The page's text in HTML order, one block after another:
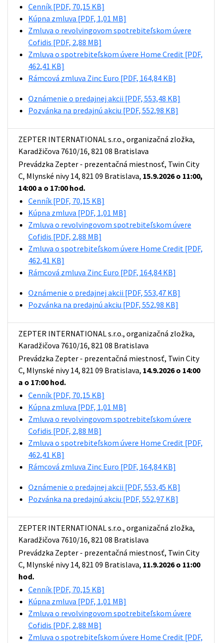
Cenník [PDF, 70,15 KB]
Kúpna zmluva [PDF, 1,01 MB]
Zmluva o revolvingovom spotrebiteľskom úvere
Cofidis [PDF, 2,88 MB]
Zmluva o spotrebiteľskom úvere Home Credit [PDF,
462,41 KB]
Rámcová zmluva Zinc Euro [PDF, 164,84 KB]
Oznámenie o predajnej akcii [PDF, 553,48 KB]
Pozvánka na predajnú akciu [PDF, 552,98 KB]
ZEPTER INTERNATIONAL s.r.o., organizačná zložka,
Karadžičova 7610/16, 821 08 Bratislava
Prevádzka Zepter - prezentačná miestnosť, Twin City
C, Mlynské nivy 14, 821 09 Bratislava, 15.9.2026 o 11:00,
14:00 a o 17:00 hod.
Cenník [PDF, 70,15 KB]
Kúpna zmluva [PDF, 1,01 MB]
Zmluva o revolvingovom spotrebiteľskom úvere
Cofidis [PDF, 2,88 MB]
Zmluva o spotrebiteľskom úvere Home Credit [PDF,
462,41 KB]
Rámcová zmluva Zinc Euro [PDF, 164,84 KB]
Oznámenie o predajnej akcii [PDF, 553,47 KB]
Pozvánka na predajnú akciu [PDF, 552,98 KB]
ZEPTER INTERNATIONAL s.r.o., organizačná zložka,
Karadžičova 7610/16, 821 08 Bratislava
Prevádzka Zepter - prezentačná miestnosť, Twin City
C, Mlynské nivy 14, 821 09 Bratislava, 14.9.2026 o 14:00
a o 17:00 hod.
Cenník [PDF, 70,15 KB]
Kúpna zmluva [PDF, 1,01 MB]
Zmluva o revolvingovom spotrebiteľskom úvere
Cofidis [PDF, 2,88 MB]
Zmluva o spotrebiteľskom úvere Home Credit [PDF,
462,41 KB]
Rámcová zmluva Zinc Euro [PDF, 164,84 KB]
Oznámenie o predajnej akcii [PDF, 553,45 KB]
Pozvánka na predajnú akciu [PDF, 552,97 KB]
ZEPTER INTERNATIONAL s.r.o., organizačná zložka,
Karadžičova 7610/16, 821 08 Bratislava
Prevádzka Zepter - prezentačná miestnosť, Twin City
C, Mlynské nivy 14, 821 09 Bratislava, 11.9.2026 o 11:00
hod.
Cenník [PDF, 70,15 KB]
Kúpna zmluva [PDF, 1,01 MB]
Zmluva o revolvingovom spotrebiteľskom úvere
Cofidis [PDF, 2,88 MB]
Zmluva o spotrebiteľskom úvere Home Credit [PDF,